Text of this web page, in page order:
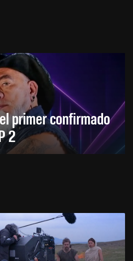
primer confirmado
2